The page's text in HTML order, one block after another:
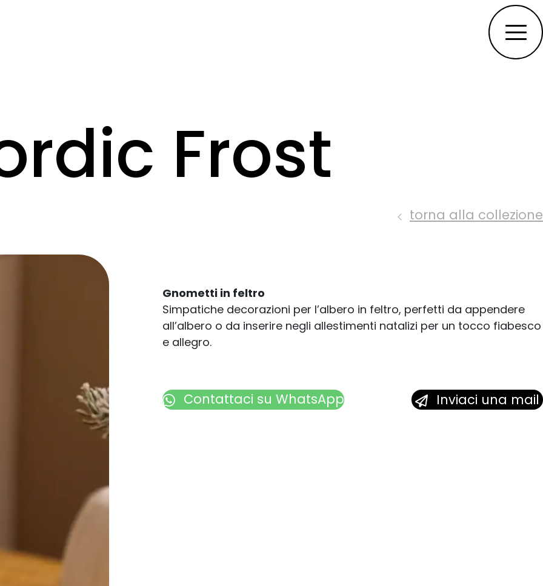
Frost
torna alla collezione
Gnometti in feltro
Simpatiche decorazioni per l’albero in feltro, perfetti da appendere
all’albero o da inserire negli allestimenti natalizi per un tocco fiabesco
e allegro.
Contattaci su WhatsApp Inviaci una mail